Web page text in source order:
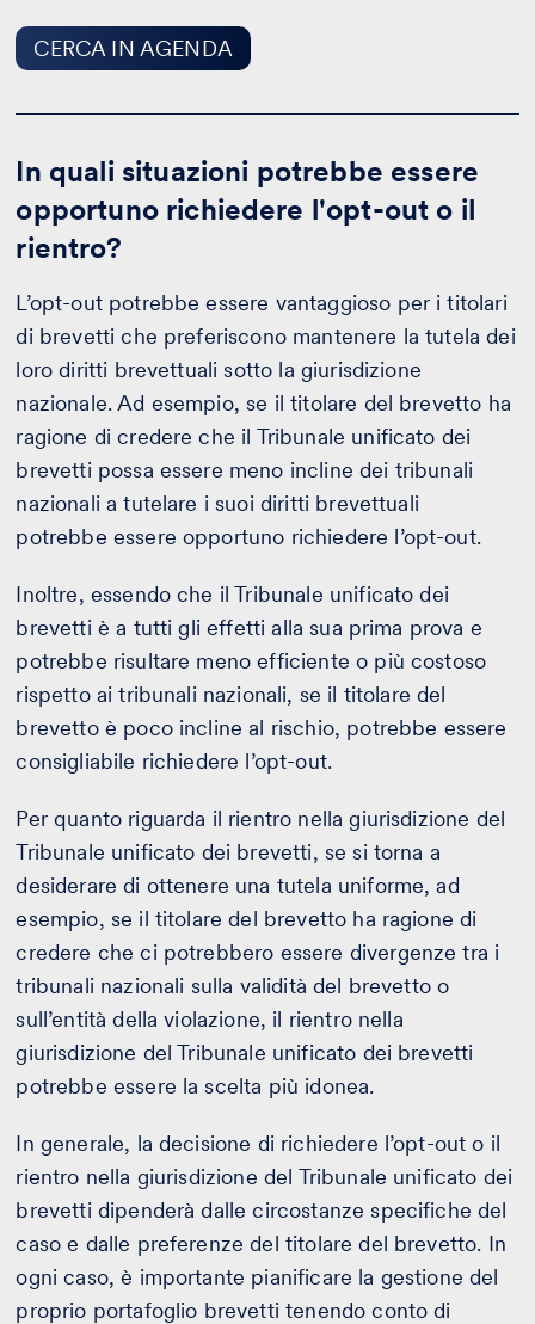
CERCA IN AGENDA
In quali situazioni potrebbe essere
opportuno richiedere l'opt-out o il
rientro?
L’opt-out potrebbe essere vantaggioso per i titolari
di brevetti che preferiscono mantenere la tutela dei
loro diritti brevettuali sotto la giurisdizione
nazionale. Ad esempio, se il titolare del brevetto ha
ragione di credere che il Tribunale unificato dei
brevetti possa essere meno incline dei tribunali
nazionali a tutelare i suoi diritti brevettuali
potrebbe essere opportuno richiedere l’opt-out.
Inoltre, essendo che il Tribunale unificato dei
brevetti è a tutti gli effetti alla sua prima prova e
potrebbe risultare meno efficiente o più costoso
rispetto ai tribunali nazionali, se il titolare del
brevetto è poco incline al rischio, potrebbe essere
consigliabile richiedere l’opt-out.
Per quanto riguarda il rientro nella giurisdizione del
Tribunale unificato dei brevetti, se si torna a
desiderare di ottenere una tutela uniforme, ad
esempio, se il titolare del brevetto ha ragione di
credere che ci potrebbero essere divergenze tra i
tribunali nazionali sulla validità del brevetto o
sull’entità della violazione, il rientro nella
giurisdizione del Tribunale unificato dei brevetti
potrebbe essere la scelta più idonea.
In generale, la decisione di richiedere l’opt-out o il
rientro nella giurisdizione del Tribunale unificato dei
brevetti dipenderà dalle circostanze specifiche del
caso e dalle preferenze del titolare del brevetto. In
ogni caso, è importante pianificare la gestione del
proprio portafoglio brevetti tenendo conto di